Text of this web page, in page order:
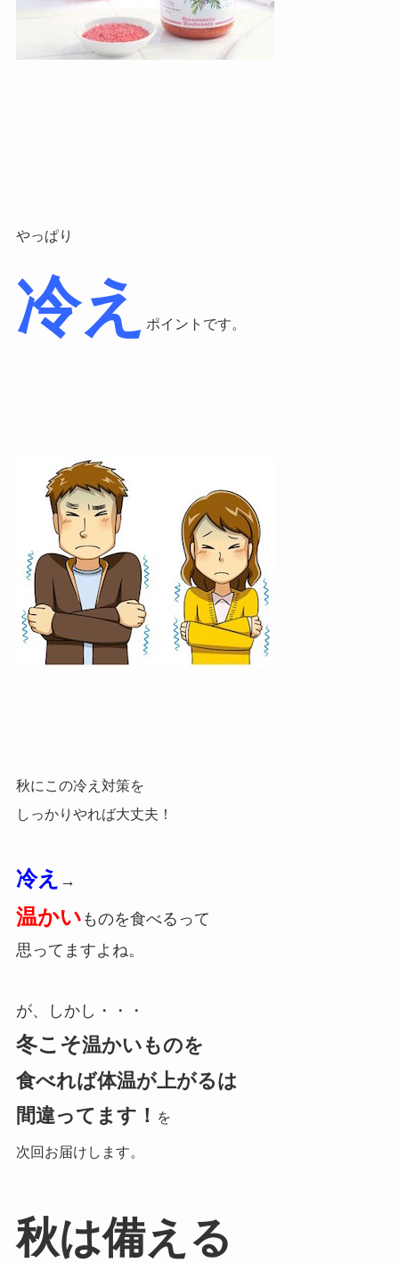
やっぱり
冷え ポイントです。
秋にこの冷え対策を
しっかりやれば大丈夫！
冷え →
温かい ものを食べるって
思ってますよね。
が、しかし・・・
冬こそ温かいものを
食べれば体温が上がるは
間違ってます！
を
次回お届けします。
秋は備える